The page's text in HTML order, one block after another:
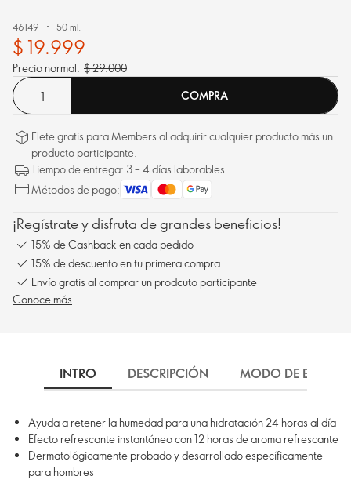
46149 50 ml.
$ 19.999
Precio normal: $ 29.000
COMPRA
Flete gratis para Members al adquirir cualquier producto más un
producto participante.
Tiempo de entrega: 3 – 4 días laborables
Métodos de pago:
¡Regístrate y disfruta de grandes beneficios!
15% de Cashback en cada pedido
15% de descuento en tu primera compra
Envío gratis al comprar un prodcuto participante
Conoce más
INTRO DESCRIPCIÓN MODO DE EMPLEO
Ayuda a retener la humedad para una hidratación 24 horas al día
Efecto refrescante instantáneo con 12 horas de aroma refrescante
Dermatológicamente probado y desarrollado específicamente
para hombres